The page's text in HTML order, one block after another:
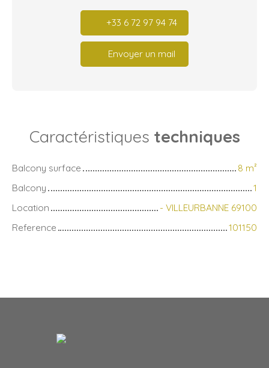
+33 6 72 97 94 74
Envoyer un mail
Caractéristiques techniques
Balcony surface 8 m²
Balcony
1
Location
- VILLEURBANNE 69100
Reference
101150